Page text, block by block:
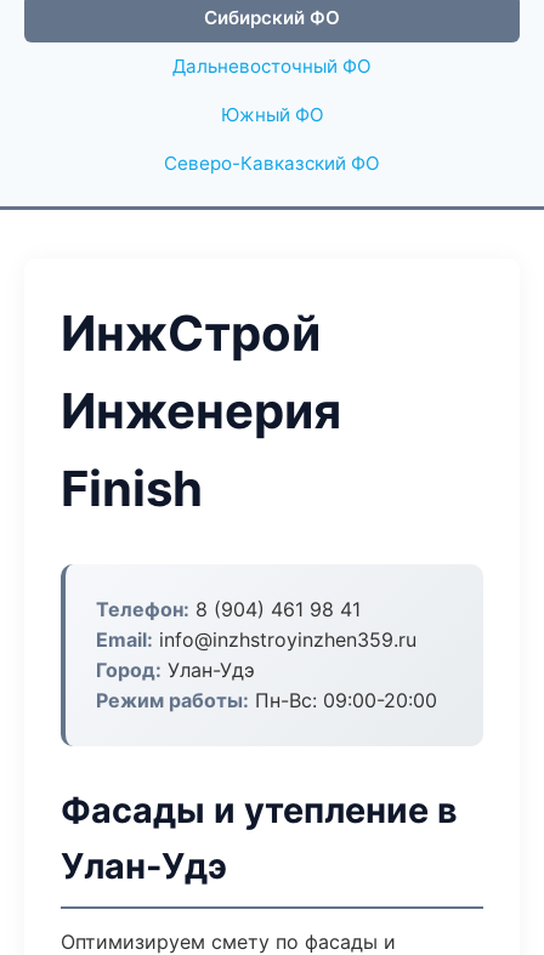
Сибирский ФО
Дальневосточный ФО
Южный ФО
Северо-Кавказский ФО
ИнжСтрой
Инженерия
Finish
Телефон: 8 (904) 461 98 41
Email: info@inzhstroyinzhen359.ru
Город: Улан-Удэ
Режим работы: Пн-Вс: 09:00-20:00
Фасады и утепление в
Улан-Удэ
Оптимизируем смету по фасады и